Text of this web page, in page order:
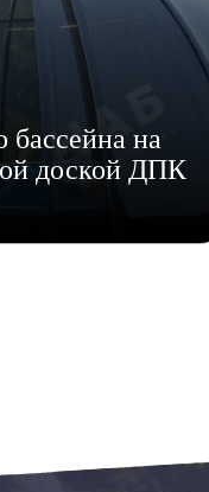
бассейна на
доской ДПК